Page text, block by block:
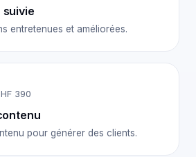
entretenues et améliorées.
390
pour générer des clients.